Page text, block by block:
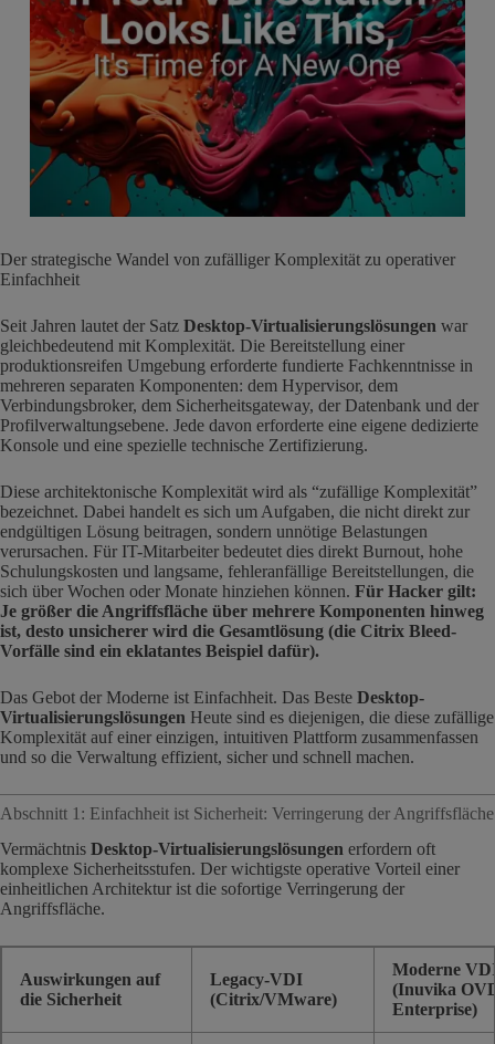
Der strategische Wandel von zufälliger Komplexität zu operativer
Einfachheit
Seit Jahren lautet der Satz Desktop-Virtualisierungslösungen war
gleichbedeutend mit Komplexität. Die Bereitstellung einer
produktionsreifen Umgebung erforderte fundierte Fachkenntnisse in
mehreren separaten Komponenten: dem Hypervisor, dem
Verbindungsbroker, dem Sicherheitsgateway, der Datenbank und der
Profilverwaltungsebene. Jede davon erforderte eine eigene dedizierte
Konsole und eine spezielle technische Zertifizierung.
Diese architektonische Komplexität wird als “zufällige Komplexität”
bezeichnet. Dabei handelt es sich um Aufgaben, die nicht direkt zur
endgültigen Lösung beitragen, sondern unnötige Belastungen
verursachen. Für IT-Mitarbeiter bedeutet dies direkt Burnout, hohe
Schulungskosten und langsame, fehleranfällige Bereitstellungen, die
sich über Wochen oder Monate hinziehen können. Für Hacker gilt:
Je größer die Angriffsfläche über mehrere Komponenten hinweg
ist, desto unsicherer wird die Gesamtlösung (die Citrix Bleed-
Vorfälle sind ein eklatantes Beispiel dafür).
Das Gebot der Moderne ist Einfachheit. Das Beste Desktop-
Virtualisierungslösungen Heute sind es diejenigen, die diese zufällige
Komplexität auf einer einzigen, intuitiven Plattform zusammenfassen
und so die Verwaltung effizient, sicher und schnell machen.
Abschnitt 1: Einfachheit ist Sicherheit: Verringerung der Angriffsfläche
Vermächtnis Desktop-Virtualisierungslösungen erfordern oft
komplexe Sicherheitsstufen. Der wichtigste operative Vorteil einer
einheitlichen Architektur ist die sofortige Verringerung der
Angriffsfläche.
Auswirkungen auf
die Sicherheit
Legacy-VDI
(Citrix/VMware)
Moderne
(Inuvika
Enterprise)